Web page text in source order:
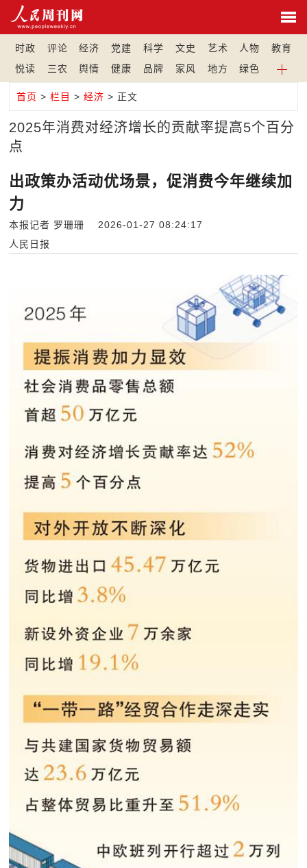
时政 评论 经济 党建 科学 文史 艺术 人物
教育
悦读
三农 舆情 健康 品牌 家风 地方 绿色
首页 >栏目 >经济 > 正文
2025年消费对经济增长的贡献率提高5个百分
点
出政策办活动优场景，促消费今年继续加
力
本报记者 罗珊珊 2026-01-27 08:24:17
人民日报